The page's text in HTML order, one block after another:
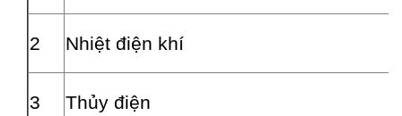
2 Nhiệt điện khí
3 Thủy điện